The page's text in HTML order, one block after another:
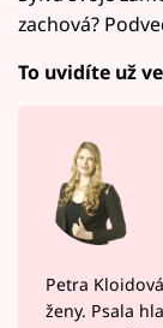
zachová?
To uvidíte už
Petra
ženy. Psala